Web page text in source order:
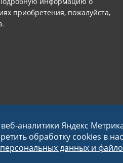
приобретения, пожалуйста,
отношении обработки данных
веб-аналитики Яндекс
обработку cookies в
данных и